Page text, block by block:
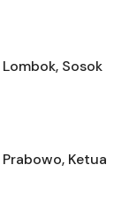
Sosok
Ketua